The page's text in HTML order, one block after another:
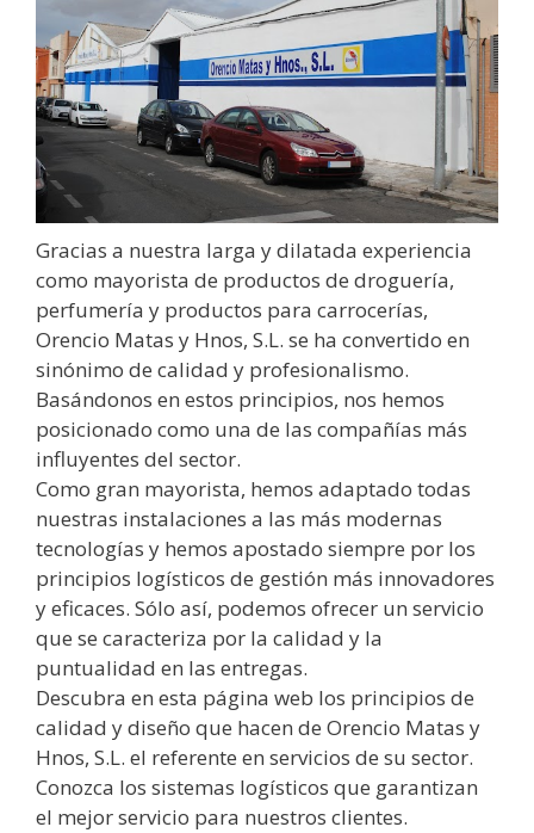
Gracias a nuestra larga y dilatada experiencia
como mayorista de productos de droguería,
perfumería y productos para carrocerías,
Orencio Matas y Hnos, S.L. se ha convertido en
sinónimo de calidad y profesionalismo.
Basándonos en estos principios, nos hemos
posicionado como una de las compañías más
influyentes del sector.
Como gran mayorista, hemos adaptado todas
nuestras instalaciones a las más modernas
tecnologías y hemos apostado siempre por los
principios logísticos de gestión más innovadores
y eficaces. Sólo así, podemos ofrecer un servicio
que se caracteriza por la calidad y la
puntualidad en las entregas.
Descubra en esta página web los principios de
calidad y diseño que hacen de Orencio Matas y
Hnos, S.L. el referente en servicios de su sector.
Conozca los sistemas logísticos que garantizan
el mejor servicio para nuestros clientes.